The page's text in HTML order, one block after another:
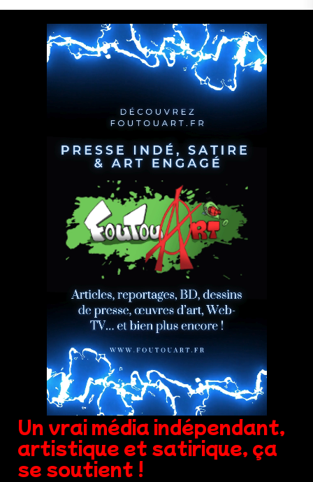
Un vrai média indépendant,
artistique et satirique, ça
se soutient !